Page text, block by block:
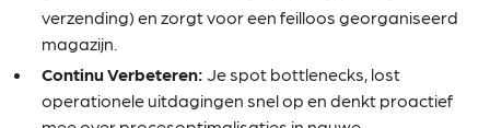
verzending) en zorgt voor een feilloos georganiseerd
magazijn.
Continu Verbeteren: Je spot bottlenecks, lost
operationele uitdagingen snel op en denkt proactief